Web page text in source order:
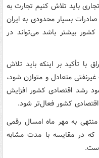
باید تلاش کنیم تجارت به
بسیار محدودی به ایران
کشور بیشتر باشد می‌تواند در
با تأکید بر اینکه باید تلاش
متعادل و متوازن شود،
رشد اقتصادی کشور افزایش
کشور فعال‌تر شود.
گمرک تراز تجاری ۷ ماهه منتهی به مهر ماه امسال رقمی
بوده است که در مقایسه با مدت مشابه